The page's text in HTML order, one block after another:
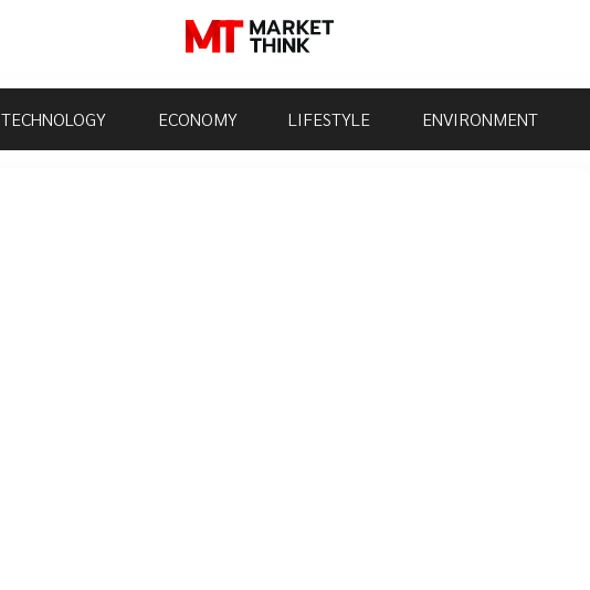
TECHNOLOGY ECONOMY LIFESTYLE ENVIRONMENT